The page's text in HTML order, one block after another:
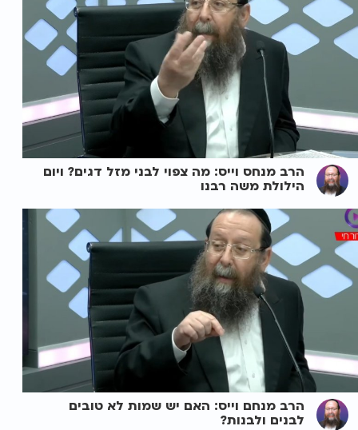
הרב מנחס וייס: מה צפוי לבני מזל דגים? ויום
הילולת משה רבנו
הרב מנחם וייס: האם יש שמות לא טובים
לבנים ולבנות?